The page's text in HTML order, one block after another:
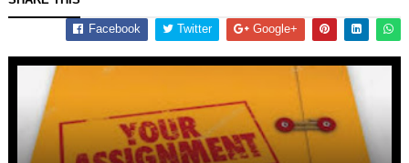
Facebook Twitter Google+